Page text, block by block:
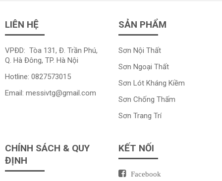
LIÊN HỆ
VPĐD: Tòa 131, Đ. Trần Phú,
Q. Hà Đông, TP. Hà Nội
Hotline: 0827573015
Email: messivtg@gmail.com
SẢN PHẨM
Sơn Nội Thất
Sơn Ngoại Thất
Sơn Lót Kháng Kiềm
Sơn Chống Thấm
Sơn Trang Trí
CHÍNH SÁCH & QUY
ĐỊNH
KẾT NỐI
Facebook